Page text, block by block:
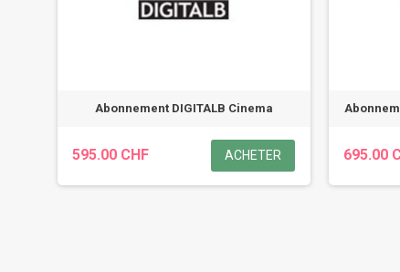
Abonnement DIGITALB Cinema
595.00 CHF ACHETER 695.00